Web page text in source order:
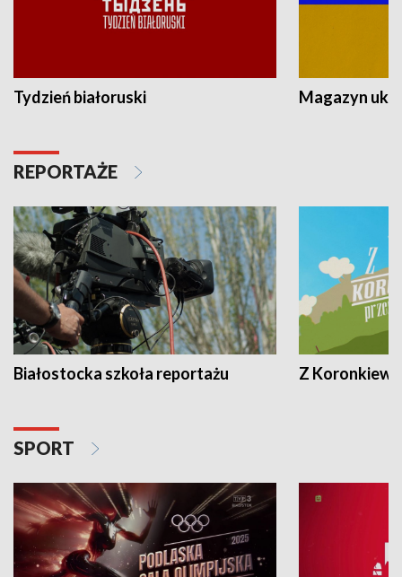
Tydzień białoruski Magazyn
REPORTAŻE
Białostocka szkoła reportażu Z
SPORT